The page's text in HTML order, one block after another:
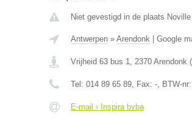
Niet gevestigd in de plaats
Antwerpen» Arendonk| Google
Vrijheid 63 bus 1, 2370 Arendonk(
Tel: 014 89 65 89, Fax: -, BTW-nr:
E-mail › Inspira bvba